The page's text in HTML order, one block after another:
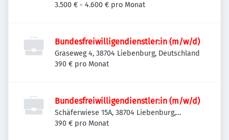
Deutschland
3.500 € - 4.600 € pro Monat
Bundesfreiwilligendienstler:in (m/w/d)
Graseweg 4, 38704 Liebenburg, Deutschland
390 € pro Monat
Bundesfreiwilligendienstler:in (m/w/d)
Schäferwiese 15A, 38704 Liebenburg,
Deutschland
390 € pro Monat